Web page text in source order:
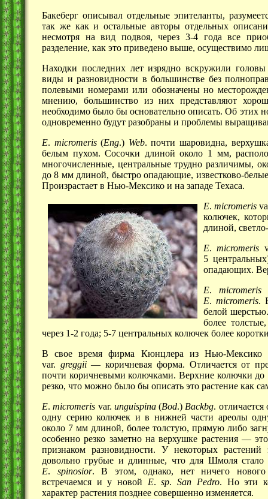
Бакеберг описывал отдельные эпителанты,
так же как и остальные авторы отдельных
несмотря на вид подвоя, через 3-4 годавсе
разделение, как это приведено выше, осуществимо
Находки последних лет изрядно вскружили
виды и разновидности в большинстве без
полевыми номерами или обозначены но
мнению, большинство из них представляют
необходимо было бы основательно описать. Об этих
одновременно будут разобраны и проблемы
Е. micromeris(Eng.) Web. почти шаровидна,
белым пухом. Сосочки длиной около 1 мм,
многочисленные, центральные трудно различимы,
до8 ммдлиной, быстро опадающие, известково-
Произрастает в Нью-Мексико и на западе Техаса.
Е. micromeris
колючек,
длиной,
Е.micromeris
5
опадающих.
Е. micromeris
Е. micromeris.
белой
более
через 1-2 года; 5-7 центральных колючек более
В свое время фирма Кюнцлера из Нью-Мексико
var. greggii— коричневая форма. Отличается от
почти коричневыми колючками. Верхние колючки до
резко, что можно было бы описать это растение как
Е.micromeris var. unguispina(Bod.)Backbg.
одну серию колючек и в нижней части ареолы
около 7 мм длиной, более толстую, прямую либо
особенно резко заметно на верхушке растения —
признаком разновидности. У некоторых
довольно грубые и длинные, что для Шмоля стало
Е. spinosior. В этом, однако, нет ничего
встречаемся и у новой Е.sp.San Pedro. Но эти
характер растения позднее совершенно изменяется.